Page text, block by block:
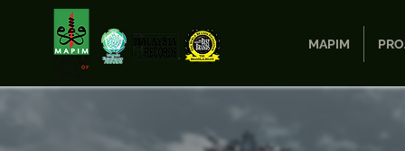
MAPIM